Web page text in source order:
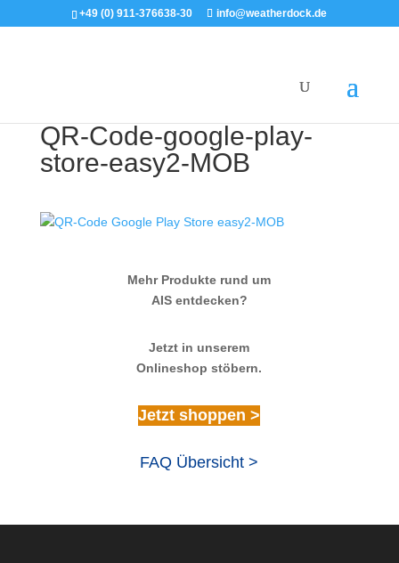
+49 (0) 911-376638-30 info@weatherdock.de
QR-Code-google-play-
store-easy2-MOB
Mehr Produkte rund um
AIS entdecken?
Jetzt in unserem
Onlineshop stöbern.
Jetzt shoppen >
FAQ Übersicht >